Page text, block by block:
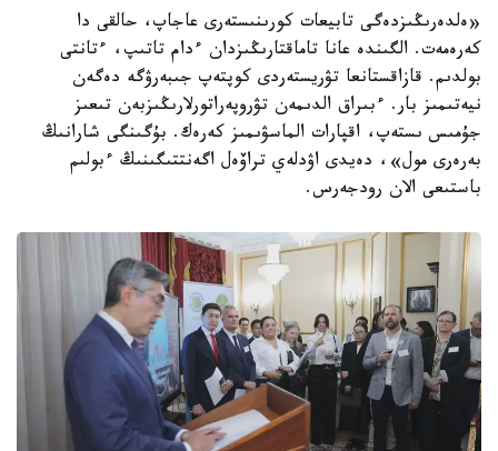
«ەلدەرىڭىزدەگى تابيعات كورىنىستەرى عاجاپ، حالقى دا
كەرەمەت. الگىندە عانا تاماقتارىڭىزدان ءدام تاتىپ، ءتانتى
بولدىم. قازاقستانعا تۋريستەردى كوپتەپ جىبەرۋگە دەگەن
نيەتىمىز بار. ءبىراق الدىمەن تۋروپەراتورلارىڭىزبەن تىعىز
جۇمىس ىستەپ، اقپارات الماسۋىمىز كەرەك. بۇگىنگى شارانىڭ
بەرەرى مول»، دەيدى اۋدلەي تراۆەل اگەنتتىگىنىڭ ءبولىم
باستىعى الان رودجەرس.